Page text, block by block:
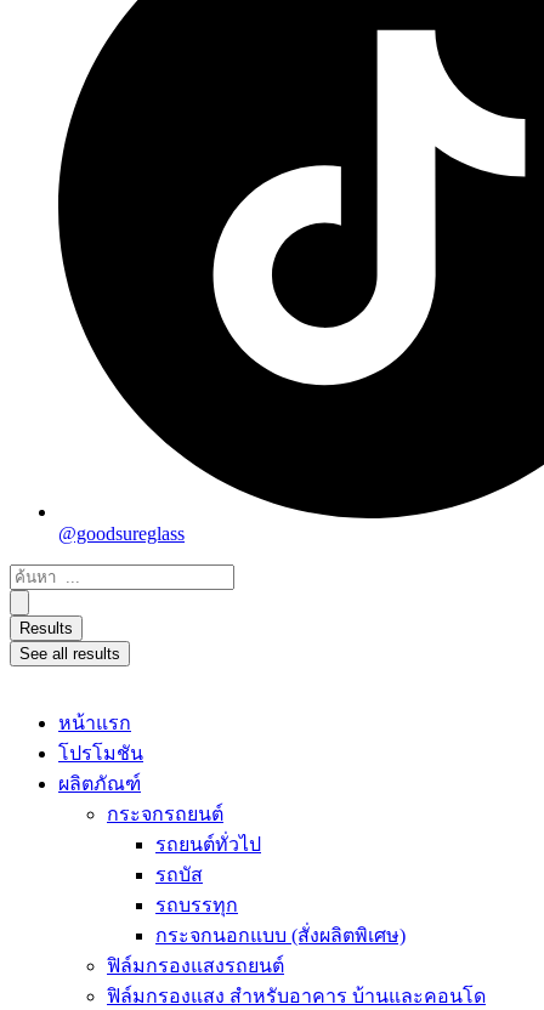
@goodsureglass
Search
...
Results
See all results
หน้าแรก
โปรโมชัน
ผลิตภัณฑ์
กระจกรถยนต์
รถยนต์ทั่วไป
รถบัส
รถบรรทุก
กระจกนอกแบบ (สั่งผลิตพิเศษ)
ฟิล์มกรองแสงรถยนต์
ฟิล์มกรองแสง สำหรับอาคาร บ้านและคอนโด